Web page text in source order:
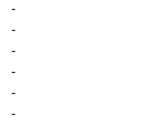
-
-
-
-
-
-